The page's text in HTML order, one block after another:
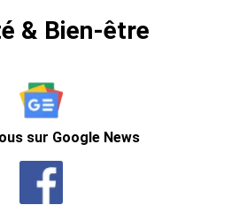
& Bien-être
sur Google News